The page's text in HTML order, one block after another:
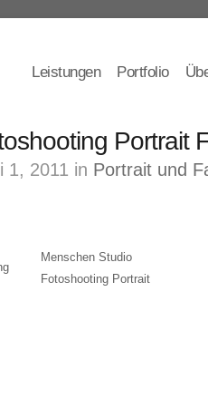
Leistungen Portfolio
Portrait
1, 2011 in Portrait und
Menschen Studio
Fotoshooting Portrait